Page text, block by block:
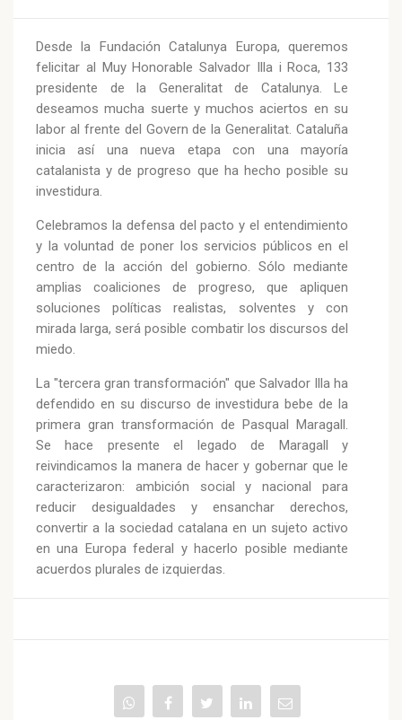
Desde la Fundación Catalunya Europa, queremos
felicitar al Muy Honorable Salvador Illa i Roca, 133
presidente de la Generalitat de Catalunya. Le
deseamos mucha suerte y muchos aciertos en su
labor al frente del Govern de la Generalitat. Cataluña
inicia así una nueva etapa con una mayoría
catalanista y de progreso que ha hecho posible su
investidura.
Celebramos la defensa del pacto y el entendimiento
y la voluntad de poner los servicios públicos en el
centro de la acción del gobierno. Sólo mediante
amplias coaliciones de progreso, que apliquen
soluciones políticas realistas, solventes y con
mirada larga, será posible combatir los discursos del
miedo.
La "tercera gran transformación" que Salvador Illa ha
defendido en su discurso de investidura bebe de la
primera gran transformación de Pasqual Maragall.
Se hace presente el legado de Maragall y
reivindicamos la manera de hacer y gobernar que le
caracterizaron: ambición social y nacional para
reducir desigualdades y ensanchar derechos,
convertir a la sociedad catalana en un sujeto activo
en una Europa federal y hacerlo posible mediante
acuerdos plurales de izquierdas.